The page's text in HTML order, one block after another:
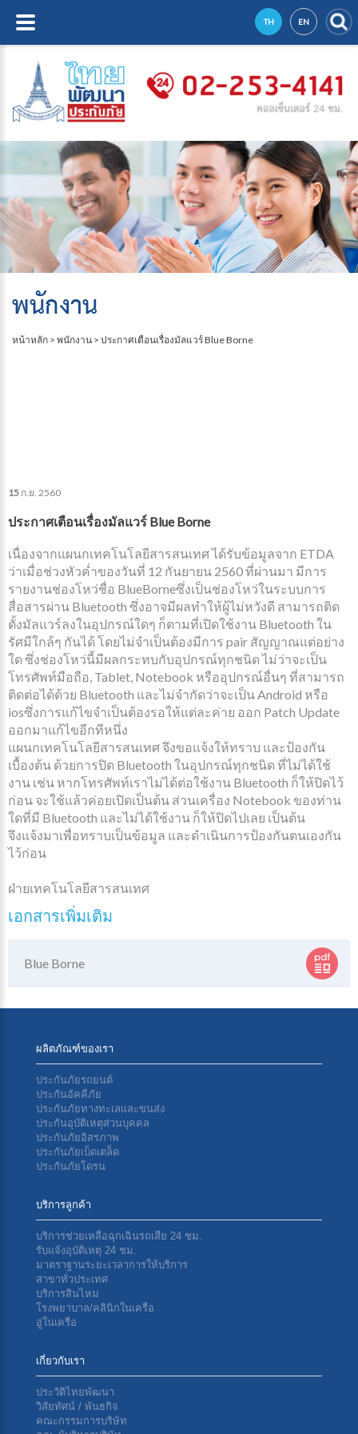
TH EN
พนักงาน
หน้าหลัก > พนักงาน > ประกาศเตือนเรื่องมัลแวร์ Blue Borne
15 ก.ย. 2560
ประกาศเตือนเรื่องมัลแวร์ Blue Borne
เนื่องจากแผนกเทคโนโลยีสารสนเทศ ได้รับข้อมูลจาก ETDA
ว่าเมื่อช่วงหัวค่ำของวันที่ 12 กันยายน 2560 ที่ผ่านมา มีการ
รายงานช่องโหว่ชื่อ BlueBorneซึ่งเป็นช่องโหว่ในระบบการ
สื่อสารผ่าน Bluetooth ซึ่งอาจมีผลทำให้ผู้ไม่หวังดี สามารถติด
ตั้งมัลแวร์ลงในอุปกรณ์ใดๆ ก็ตามที่เปิดใช้งาน Bluetooth ใน
รัศมีใกล้ๆ กันได้ โดยไม่จำเป็นต้องมีการ pair สัญญาณแต่อย่าง
ใด ซึ่งช่องโหว่นี้มีผลกระทบกับอุปกรณ์ทุกชนิด ไม่ว่าจะเป็น
โทรศัพท์มือถือ, Tablet, Notebook หรืออุปกรณ์อื่นๆ ที่สามารถ
ติดต่อได้ด้วย Bluetooth และไม่จำกัดว่าจะเป็น Android หรือ
iosซึ่งการแก้ไขจำเป็นต้องรอให้แต่ละค่าย ออก Patch Update
ออกมาแก้ไขอีกทีหนึ่ง
แผนกเทคโนโลยีสารสนเทศ จึงขอแจ้งให้ทราบ และป้องกัน
เบื้องต้น ด้วยการปิด Bluetooth ในอุปกรณ์ทุกชนิด ที่ไม่ได้ใช้
งาน เช่น หากโทรศัพท์เราไม่ได้ต่อใช้งาน Bluetooth ก็ให้ปิดไว้
ก่อน จะใช้แล้วค่อยเปิดเป็นต้น ส่วนเครื่อง Notebook ของท่าน
ใดที่มี Bluetooth และไม่ได้ใช้งาน ก็ให้ปิดไปเลย เป็นต้น
จึงแจ้งมาเพื่อทราบเป็นข้อมูล และดำเนินการป้องกันตนเองกัน
ไว้ก่อน
ฝ่ายเทคโนโลยีสารสนเทศ
เอกสารเพิ่มเติม
Blue Borne
ผลิตภัณฑ์ของเรา
ประกันภัยรถยนต์
ประกันอัคคีภัย
ประกันภัยทางทะเลเเละขนส่ง
ประกันอุบัติเหตุส่วนบุคคล
ประกันภัยอิสรภาพ
ประกันภัยเบ็ดเตล็ด
ประกันภัยโดรน
บริการลูกค้า
บริการช่วยเหลือฉุกเฉินรถเสีย 24 ชม.
รับแจ้งอุบัติเหตุ 24 ชม.
มาตราฐานระยะเวลาการให้บริการ
สาขาทั่วประเทศ
บริการสินไหม
โรงพยาบาล/คลินิกในเครือ
อู่ในเครือ
เกี่ยวกับเรา
ประวัติไทยพัฒนา
วิสัยทัศน์ / พันธกิจ
คณะกรรมการบริษัท